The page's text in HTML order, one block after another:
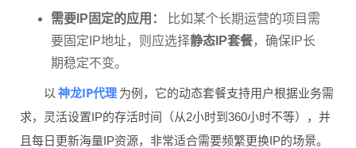
需要IP固定的应用：
比如某个长期运营的项目需
要固定IP地址，则应选择静态IP套餐，确保IP长
期稳定不变。
以 神龙IP代理 为例，它的动态套餐支持用户根据业务需
求，灵活设置IP的存活时间（从2小时到360小时不等），并
且每日更新海量IP资源，非常适合需要频繁更换IP的场景。